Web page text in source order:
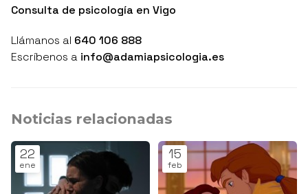
Consulta de psicología en Vigo
Llámanos al 640 106 888
Escríbenos a info@adamiapsicologia.es
Noticias relacionadas
22
ene
15
feb